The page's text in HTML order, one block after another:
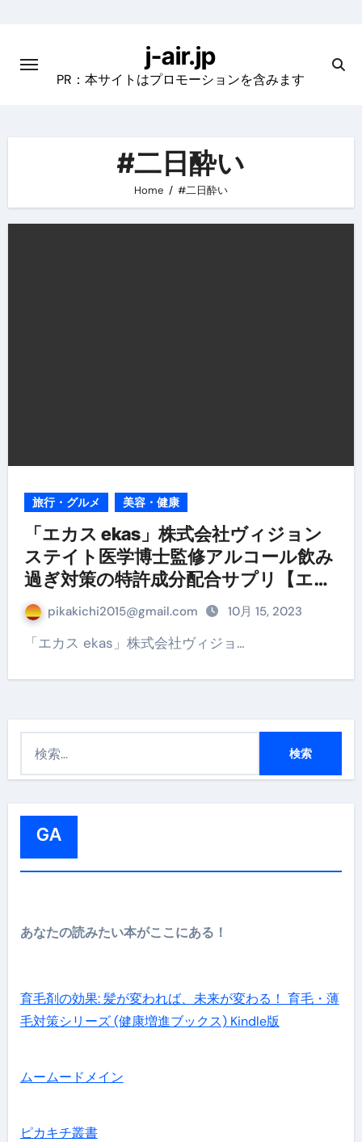
content
j-air.jp
PR：本サイトはプロモーションを含みます
#二日酔い
Home #二日酔い
旅行・グルメ 美容・健康
「エカス ekas」株式会社ヴィジョン
ステイト医学博士監修アルコール飲み
過ぎ対策の特許成分配合サプリ【エカ
ス】pikakichi2015@gmail.com 10月 15, 2023
「エカス ekas」株式会社ヴィジョ…
GA
あなたの読みたい本がここにある！
育毛剤の効果: 髪が変われば、未来が変わる！ 育毛・薄
毛対策シリーズ (健康増進ブックス) Kindle版
ムームードメイン
ピカキチ叢書